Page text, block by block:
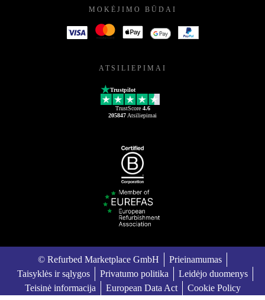
MOKĖJIMO BŪDAI
ATSILIEPIMAI
Trustpilot
TrustScore 4.6
205847 Atsiliepimai
© Refurbed Marketplace GmbH
Prieinamumas
Taisyklės ir sąlygos
Privatumo politika
Leidėjo duomenys
Teisinė informacija
European Data Act Cookie Policy